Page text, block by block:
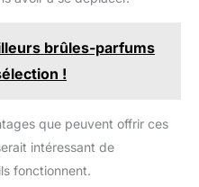
four à cire associe un design
bois classique , ressemblera
en facile à nettoyer,
Cadeau】Combinaison
et de cire parfumée
pires odeurs telles que la
remerciement et noël. Si
brûles-parfums
!
que peuvent offrir ces
intéressant de
fonctionnent.